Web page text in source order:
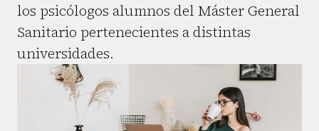
los psicólogos alumnos del Máster General
Sanitario pertenecientes a distintas
universidades.